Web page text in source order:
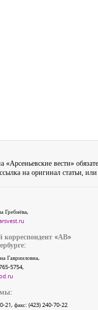
вести»
на оригинал статьи,
Гребнёва,
корреспондент «АВ»
Гаврииловна,
5754,
21, факс: (423) 240-70-22